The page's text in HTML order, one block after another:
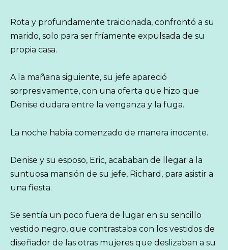
Rota y profundamente traicionada, confrontó a su
marido, solo para ser fríamente expulsada de su
propia casa.
A la mañana siguiente, su jefe apareció
sorpresivamente, con una oferta que hizo que
Denise dudara entre la venganza y la fuga.
La noche había comenzado de manera inocente.
Denise y su esposo, Eric, acababan de llegar a la
suntuosa mansión de su jefe, Richard, para asistir a
una fiesta.
Se sentía un poco fuera de lugar en su sencillo
vestido negro, que contrastaba con los vestidos de
diseñador de las otras mujeres que deslizaban a su